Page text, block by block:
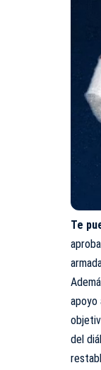
Te
apoyo
del